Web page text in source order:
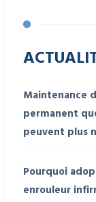
Maintenance
permanent
peuvent plus
Pourquoi
enrouleur